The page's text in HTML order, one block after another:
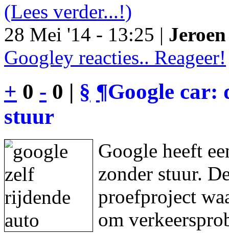
(Lees verder...!)
28 Mei '14 - 13:25 |
Googley reacties.. Reageer!
+ 0 - 0 | § ¶Google car:
stuur
Google heeft
zonder stuur.
proefproject
om